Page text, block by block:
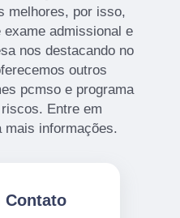
melhores, por isso,
admissional e
nos destacando no
outros
pcmso e programa
Entre em
mais informações.
Contato